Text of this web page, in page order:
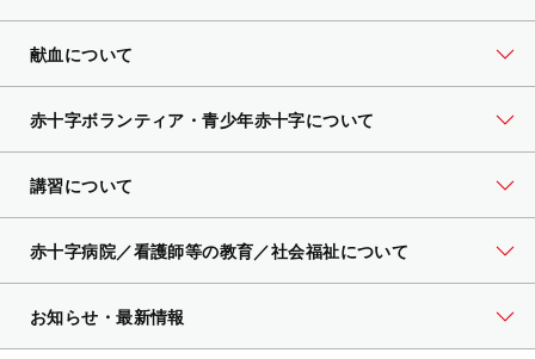
献血について
赤十字ボランティア・青少年赤十字について
講習について
赤十字病院／看護師等の教育／社会福祉について
お知らせ・最新情報